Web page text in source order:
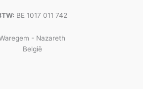
BE 1017 011 742
- Nazareth
België